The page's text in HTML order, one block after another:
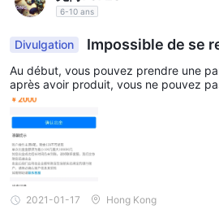
6-10 ans
Divulgation Impossible de se
Au début, vous pouvez prendre une
après avoir produit, vous ne pouvez
2021-01-17 Hong Kong